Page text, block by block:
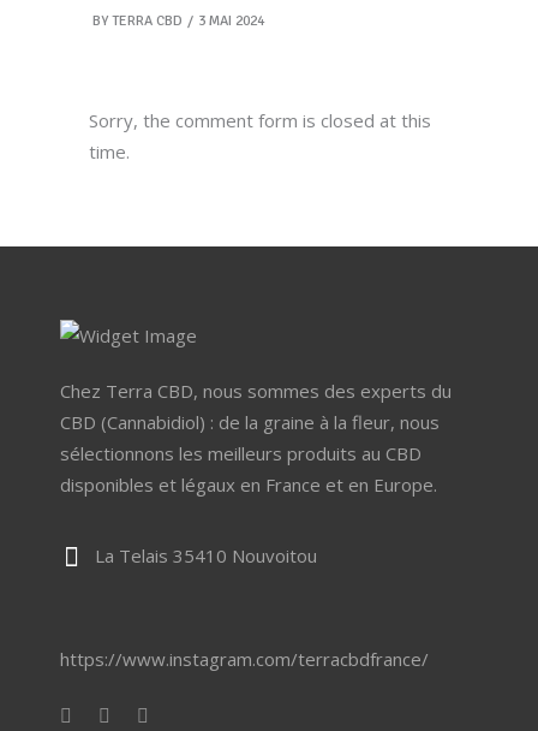
BY TERRA CBD 3 MAI 2024
Sorry, the comment form is closed at this
time.
Chez Terra CBD, nous sommes des experts du
CBD (Cannabidiol) : de la graine à la fleur, nous
sélectionnons les meilleurs produits au CBD
disponibles et légaux en France et en Europe.
La Telais 35410 Nouvoitou
https://www.instagram.com/terracbdfrance/